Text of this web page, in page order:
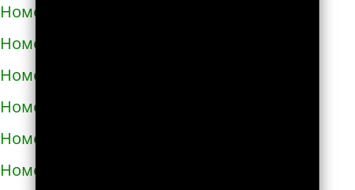
Номера телефонов такси в Лозовой
Номера телефонов такси в Лохвице
Номера телефонов такси в Лубнах
Номера телефонов такси в Луцке
Номера телефонов такси во Львове
Номера телефонов такси в Люботине